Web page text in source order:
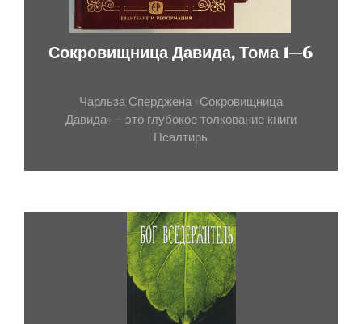
Сокровищница Давида, Тома 1—6
Чарльза Сперджена «Сокровищница
Давида» – это глубокое толкование книги
Псалтирь.